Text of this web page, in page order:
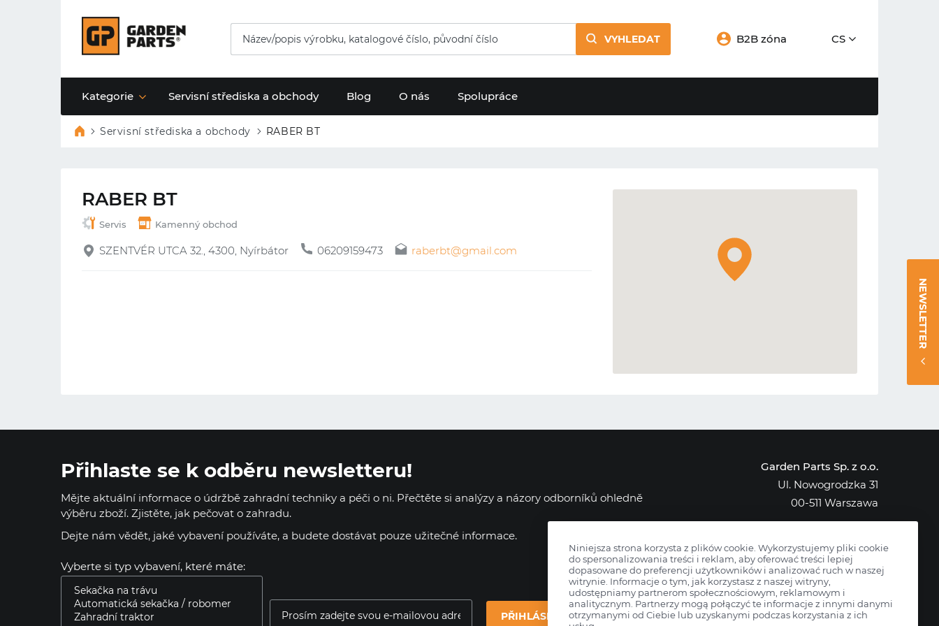
VYHLEDAT B2B zóna CS
Kategorie Servisní střediska a obchody Blog O nás Spolupráce
Servisní střediska a obchody RABER BT
RABER BT
Servis Kamenný obchod
SZENTVÉR UTCA 32., 4300, Nyírbátor 06209159473 raberbt@gmail.com
NEWSLETTER
Přihlaste se k odběru newsletteru!
Mějte aktuální informace o údržbě zahradní techniky a péči o ni. Přečtěte si analýzy a názory odborníků ohledně
výběru zboží. Zjistěte, jak pečovat o zahradu.
Dejte nám vědět, jaké vybavení používáte, a budete dostávat pouze užitečné informace.
Vyberte si typ vybavení, které máte:
PŘIHLÁSIT SE
Garden Parts Sp. z o.o.
Ul. Nowogrodzka 31
00-511 Warszawa
KRS: 0000431421
Niniejsza strona korzysta z plików cookie. Wykorzystujemy pliki cookie
do spersonalizowania treści i reklam, aby oferować treści lepiej
dopasowane do preferencji użytkowników i analizować ruch w naszej
witrynie. Informacje o tym, jak korzystasz z naszej witryny,
udostępniamy partnerom społecznościowym, reklamowym i
analitycznym. Partnerzy mogą połączyć te informacje z innymi danymi
otrzymanymi od Ciebie lub uzyskanymi podczas korzystania z ich